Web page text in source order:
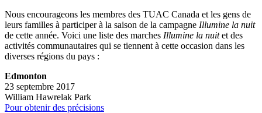
Nous encourageons les membres des TUAC Canada et les gens de
leurs familles à participer à la saison de la campagne Illumine la nuit
de cette année. Voici une liste des marches Illumine la nuitet des
activités communautaires qui se tiennent à cette occasion dans les
diverses régions du pays :
Edmonton
23 septembre 2017
William Hawrelak Park
Pour obtenir des précisions